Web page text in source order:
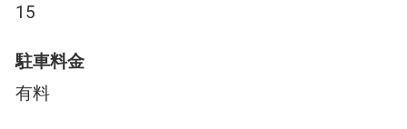
15
駐車料金
有料